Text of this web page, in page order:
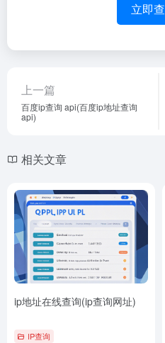
立即
上一篇
百度ip查询 api(百度ip地址查询
api)
相关文章
ip地址在线查询(ip查询网址)
IP查询